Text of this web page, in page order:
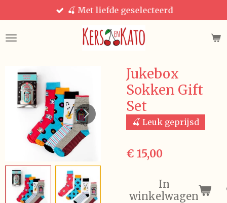
direct
naar
🍒 Met liefde geselecteerd
Jukebox
Sokken Gift
Set
🍒 Leuk geprijsd
€ 15,00
In
winkelwagen